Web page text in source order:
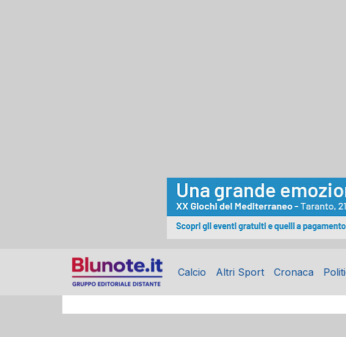
Calcio Altri Sport Cronaca